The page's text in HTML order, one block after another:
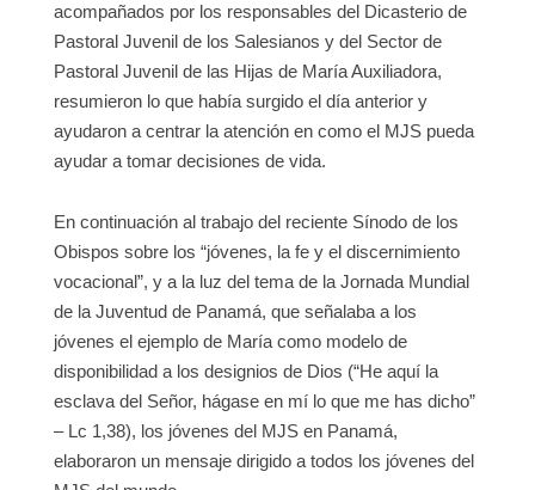
acompañados por los responsables del Dicasterio de
Pastoral Juvenil de los Salesianos y del Sector de
Pastoral Juvenil de las Hijas de María Auxiliadora,
resumieron lo que había surgido el día anterior y
ayudaron a centrar la atención en como el MJS pueda
ayudar a tomar decisiones de vida.
En continuación al trabajo del reciente Sínodo de los
Obispos sobre los “jóvenes, la fe y el discernimiento
vocacional”, y a la luz del tema de la Jornada Mundial
de la Juventud de Panamá, que señalaba a los
jóvenes el ejemplo de María como modelo de
disponibilidad a los designios de Dios (“He aquí la
esclava del Señor, hágase en mí lo que me has dicho”
– Lc 1,38), los jóvenes del MJS en Panamá,
elaboraron un mensaje dirigido a todos los jóvenes del